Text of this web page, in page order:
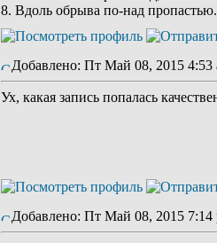
8. Вдоль обрыва по-над
Добавлено: Пт Май 08, 2015 4:53
Ух, какая запись попалась
Добавлено: Пт Май 08, 2015 7:14